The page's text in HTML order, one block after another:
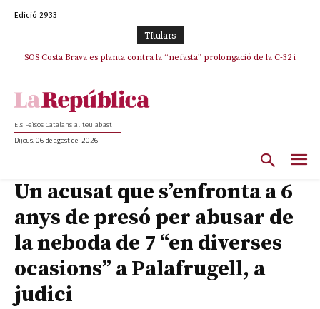
Edició 2933
TItulars
SOS Costa Brava es planta contra la “nefasta” prolongació de la C-32 i
Els Països Catalans al teu abast
Dijous, 06 de agost del 2026
Un acusat que s’enfronta a 6
anys de presó per abusar de
la neboda de 7 “en diverses
ocasions” a Palafrugell, a
judici